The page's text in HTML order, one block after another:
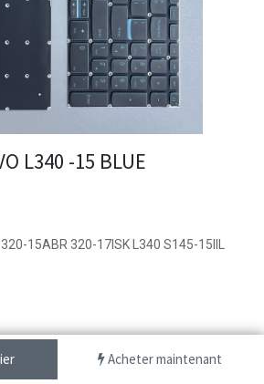
Acheter maintenant
L340 -15 BLUE
15ABR 320-17ISK L340 S145-15IIL